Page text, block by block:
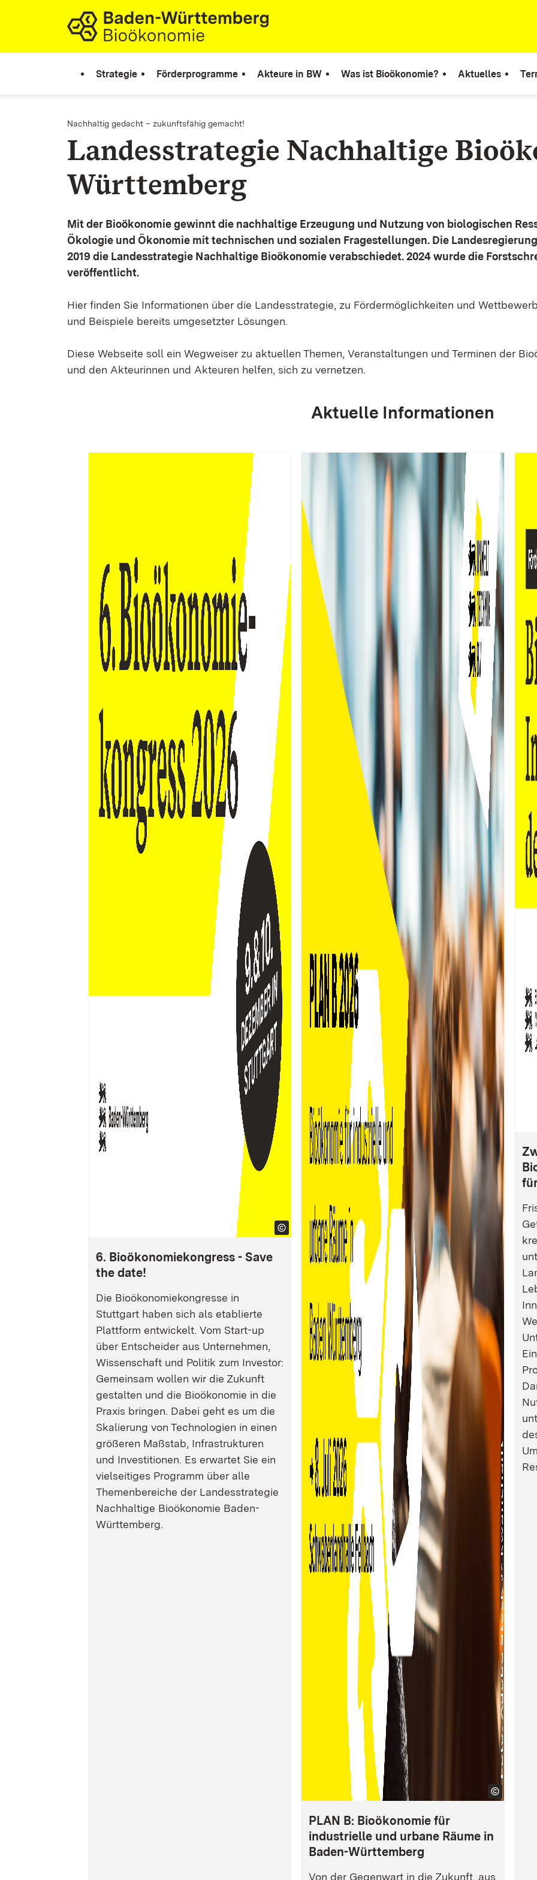
Zum Inhalt springen
Link zur Startseite
Strategie Förderprogramme Akteure in BW Was ist Bioökonomie? Aktuelles
Nachhaltig gedacht – zukunftsfähig gemacht!
Landesstrategie Nachhaltige
Württemberg
Mit der Bioökonomie gewinnt die nachhaltige Erzeugung und Nutzung von biologischen
Ökologie und Ökonomie mit technischen und sozialen Fragestellungen. Die
2019 die Landesstrategie Nachhaltige Bioökonomie verabschiedet. 2024 wurde die
veröffentlicht.
Hier finden Sie Informationen über die Landesstrategie, zu Fördermöglichkeiten und
und Beispiele bereits umgesetzter Lösungen.
Diese Webseite soll ein Wegweiser zu aktuellen Themen, Veranstaltungen und Terminen der
und den Akteurinnen und Akteuren helfen, sich zu vernetzen.
Aktuelle Informationen
6. Bioökonomiekongress - Save
the date!
Die Bioökonomiekongresse in
Stuttgart haben sich als etablierte
Plattform entwickelt. Vom Start-up
über Entscheider aus Unternehmen,
Wissenschaft und Politik zum Investor:
Gemeinsam wollen wir die Zukunft
gestalten und die Bioökonomie in die
Praxis bringen. Dabei geht es um die
Skalierung von Technologien in einen
größeren Maßstab, Infrastrukturen
und Investitionen. Es erwartet Sie ein
vielseitiges Programm über alle
Themenbereiche der Landesstrategie
Nachhaltige Bioökonomie Baden-
Württemberg.
PLAN B: Bioökonomie für
industrielle und urbane Räume in
Baden-Württemberg
Von der Gegenwart in die Zukunft, aus